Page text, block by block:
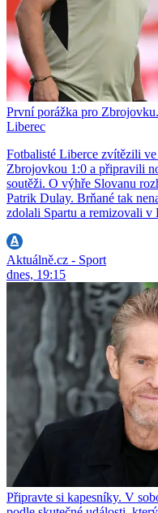
První porážka pro
Liberec
Fotbalisté Liberce zvítězili
Zbrojovkou 1:0 a připravili
soutěži. O výhře Slovanu
Patrik Dulay. Brňané tak
zdolali Spartu a remizovali v
Aktuálně.cz - Sport
dnes, 19:15
Připravte si kapesníky. V